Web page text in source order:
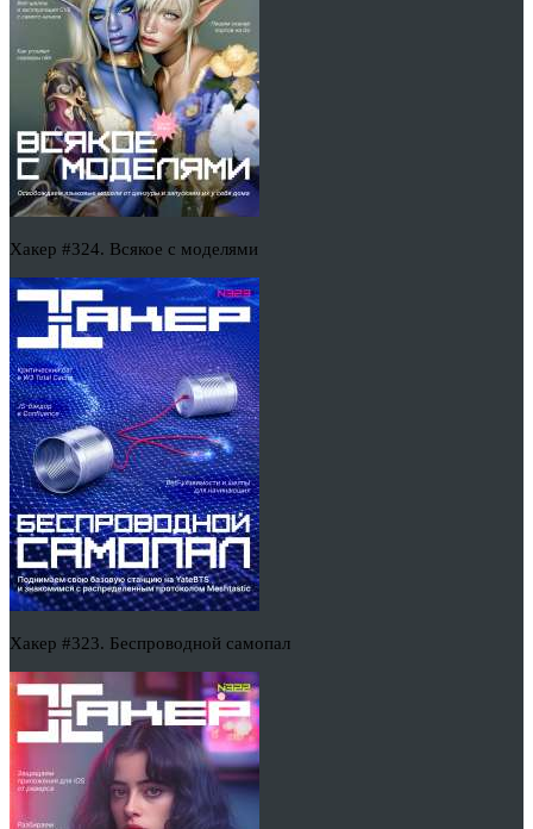
Хакер #324. Всякое с моделями
Хакер #323. Беспроводной самопал